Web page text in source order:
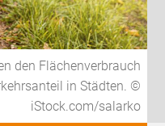
den Flächenverbrauch
in Städten. ©
iStock.com/salarko